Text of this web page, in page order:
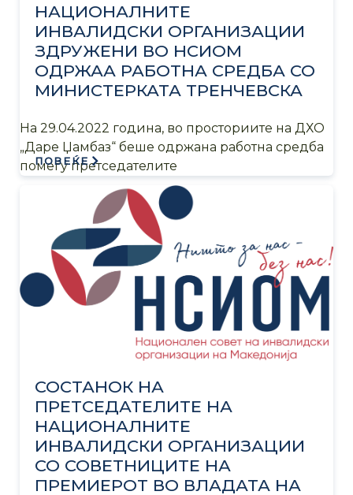
НАЦИОНАЛНИТЕ
ИНВАЛИДСКИ ОРГАНИЗАЦИИ
ЗДРУЖЕНИ ВО НСИОМ
ОДРЖАА РАБОТНА СРЕДБА СО
МИНИСТЕРКАТА ТРЕНЧЕВСКА
На 29.04.2022 година, во просториите на ДХО
„Даре Џамбаз“ беше одржана работна средба
помеѓу претседателите
ПОВЕЌЕ
СОСТАНОК НА
ПРЕТСЕДАТЕЛИТЕ НА
НАЦИОНАЛНИТЕ
ИНВАЛИДСКИ ОРГАНИЗАЦИИ
СО СОВЕТНИЦИТЕ НА
ПРЕМИЕРОТ ВО ВЛАДАТА НА